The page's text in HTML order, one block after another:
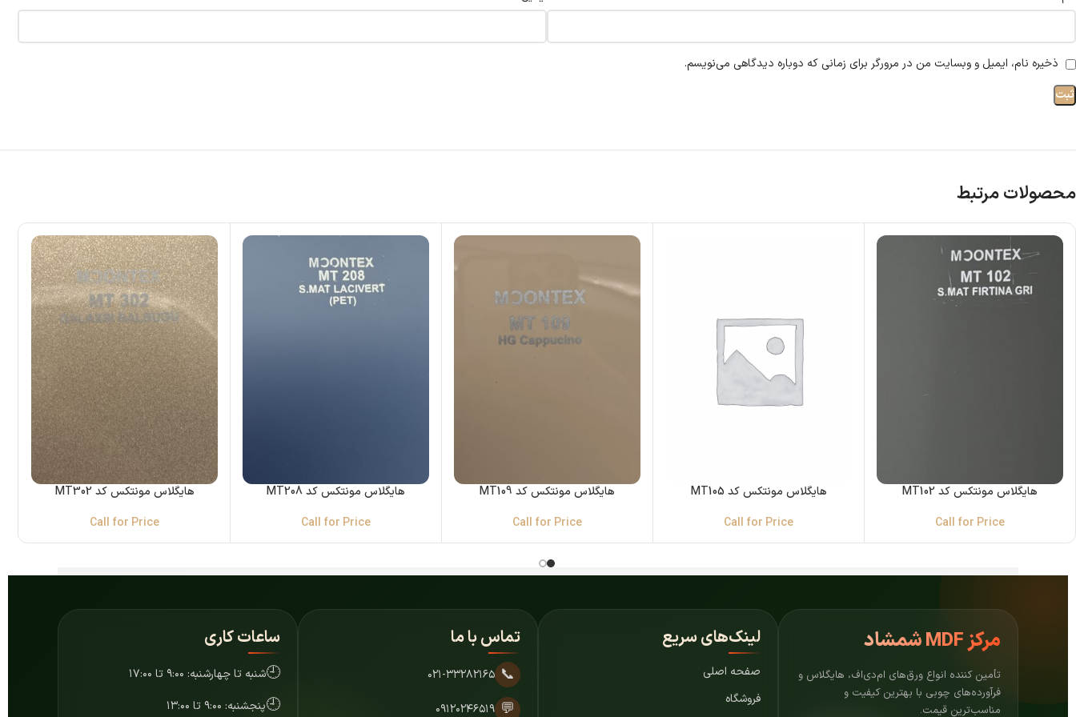
ذخیره نام، ایمیل و وبسایت من در مرورگر برای زمانی که دوباره دیدگاهی می‌نویسم.
محصولات مرتبط
هایگلاس مونتکس کد MT102
Call for Price
هایگلاس مونتکس کد MT105
Call for Price
هایگلاس مونتکس کد MT109
Call for Price
هایگلاس مونتکس کد MT208
Call for Price
هایگلاس مونتکس کد MT302
Call for Price
مرکزMDF شمشاد
تأمین کننده انواع ورق‌های ام‌دی‌اف، هایگلاس و
فرآورده‌های چوبی با بهترین کیفیت و
مناسب‌ترین قیمت.
لینک‌های سریع
صفحه اصلی
فروشگاه
تماس با ما
📞 ۰۲۱-۳۳۲۸۲۱۶۵
💬 ۰۹۱۲۰۲۴۶۵۱۹
ساعات کاری
🕘شنبه تا چهارشنبه: ۹:۰۰ تا ۱۷:۰۰
🕘پنجشنبه: ۹:۰۰ تا ۱۳:۰۰